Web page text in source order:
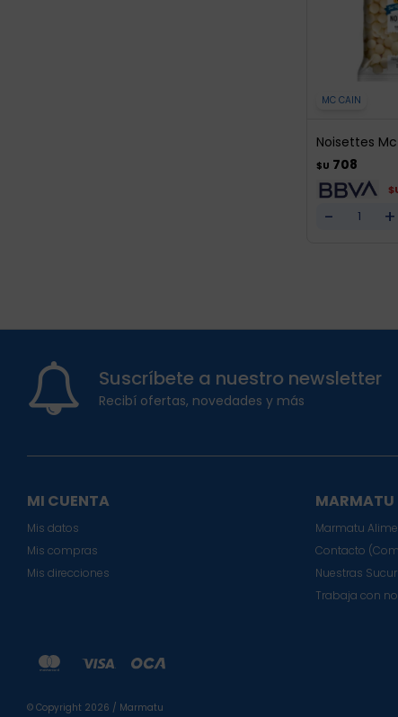
MC CAIN
Noisettes
$U 708
- +
Suscríbete a nuestro newsletter
Recibí ofertas, novedades y más
MI CUENTA
Mis datos
Mis compras
Mis direcciones
MARMATU
Marmatu
Contacto
Nuestras
Trabaja con
© Copyright 2026 / Marmatu